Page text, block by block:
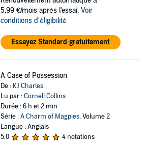
5,99 €/mois après l'essai. Voir
conditions d'éligibilité
Essayez Standard gratuitement
A Case of Possession
De : KJ Charles
Lu par :Cornell Collins
Durée : 6 h et 2 min
Série :A Charm of Magpies, Volume 2
Langue : Anglais
5,0
4 notations